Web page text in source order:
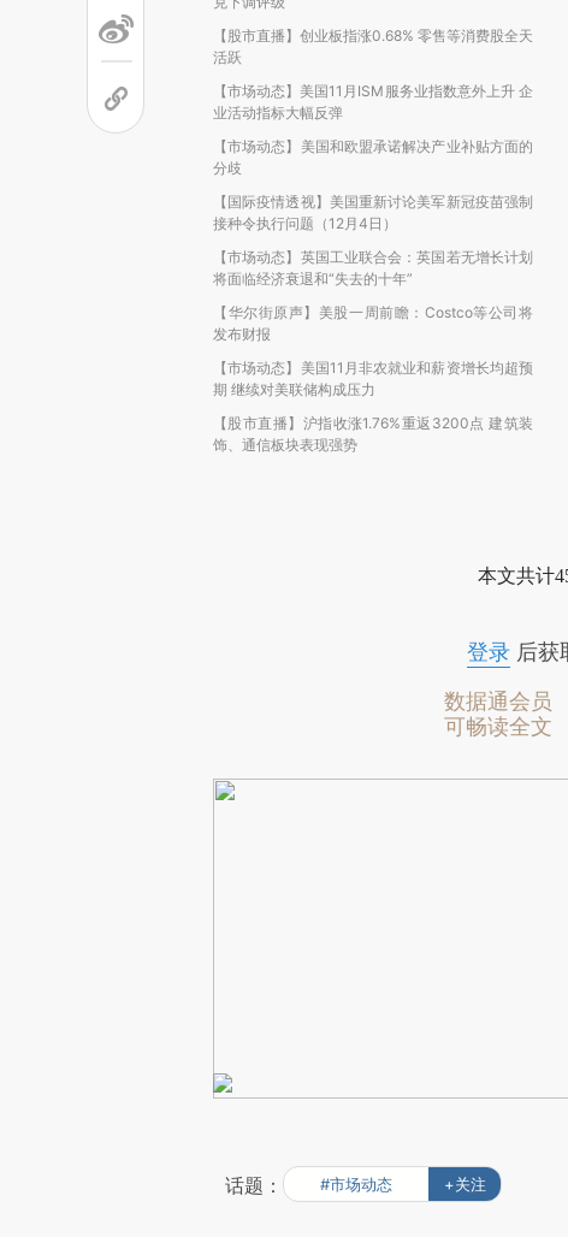
【股市直播】创业板指涨0.68% 零售等消费股全天
活跃
【市场动态】美国11月ISM服务业指数意外上升 企
业活动指标大幅反弹
【市场动态】美国和欧盟承诺解决产业补贴方面的
分歧
【国际疫情透视】美国重新讨论美军新冠疫苗强制
接种令执行问题（12月4日）
【市场动态】英国工业联合会：英国若无增长计划
将面临经济衰退和“失去的十年”
【华尔街原声】美股一周前瞻：Costco等公司将
发布财报
【市场动态】美国11月非农就业和薪资增长均超预
期 继续对美联储构成压力
【股市直播】沪指收涨1.76%重返3200点 建筑装
饰、通信板块表现强势
本文共计
登录后获
数据通会员
可畅读全文
话题： #市场动态 +关注